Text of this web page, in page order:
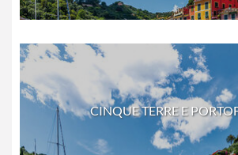
CINQUE TERRE E